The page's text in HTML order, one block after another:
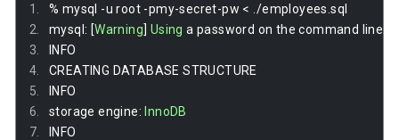
% mysql -u root -pmy-secret-pw < ./employees .sql
mysql: [Warning] Using a password on the command line
INFO
CREATING DATABASE STRUCTURE
INFO
storage engine: InnoDB
INFO